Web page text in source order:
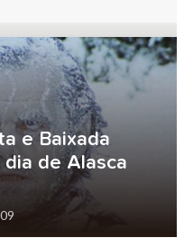
e Baixada
de Alasca